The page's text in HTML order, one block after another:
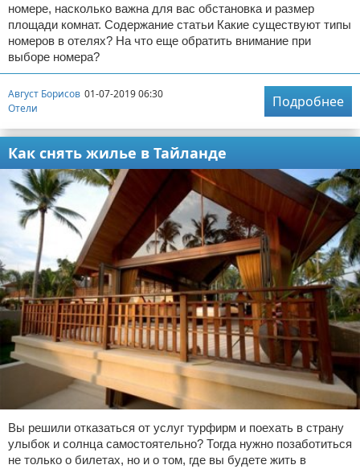
номере, насколько важна для вас обстановка и размер
площади комнат. Содержание статьи Какие существуют типы
номеров в отелях? На что еще обратить внимание при
выборе номера?
Август Борисов 01-07-2019 06:30
Отели
Подробнее
Как снять жилье в Тайланде
Вы решили отказаться от услуг турфирм и поехать в страну
улыбок и солнца самостоятельно? Тогда нужно позаботиться
не только о билетах, но и о том, где вы будете жить в